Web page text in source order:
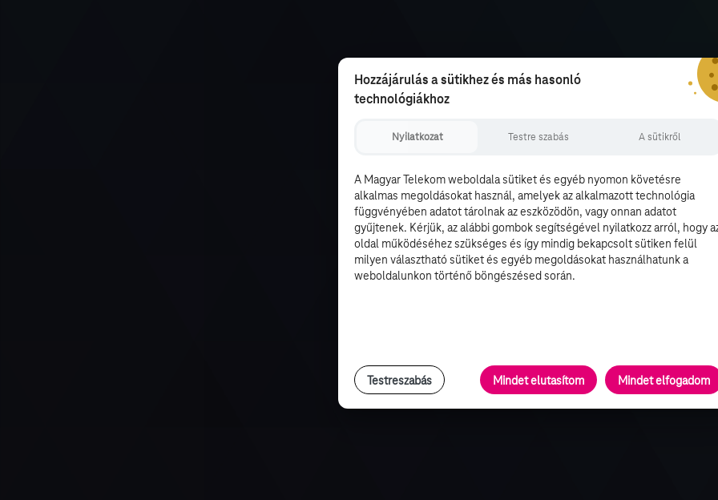
Hozzájárulás a sütikhez és más hasonló
technológiákhoz
Nyilatkozat Testre szabás A sütikről
A Magyar Telekom weboldala sütiket és egyéb nyomon követésre
alkalmas megoldásokat használ, amelyek az alkalmazott technológia
függvényében adatot tárolnak az eszközödön, vagy onnan adatot
gyűjtenek. Kérjük, az alábbi gombok segítségével nyilatkozz arról, hogy
oldal működéséhez szükséges és így mindig bekapcsolt sütiken felül
milyen választható sütiket és egyéb megoldásokat használhatunk a
weboldalunkon történő böngészésed során.
Testreszabás Mindet elutasítom Mindet elfogadom